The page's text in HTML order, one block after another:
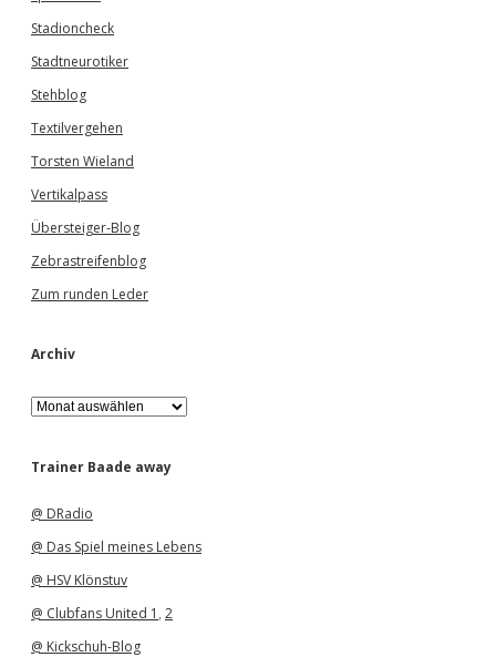
Stadioncheck
Stadtneurotiker
Stehblog
Textilvergehen
Torsten Wieland
Vertikalpass
Übersteiger-Blog
Zebrastreifenblog
Zum runden Leder
Archiv
A
r
h
Trainer Baade away
@ DRadio
@ Das Spiel meines Lebens
@ HSV Klönstuv
@ Clubfans United 1 , 2
@ Kickschuh-Blog